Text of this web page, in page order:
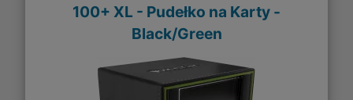
100+ XL - Pudełko na Karty -
Black/Green